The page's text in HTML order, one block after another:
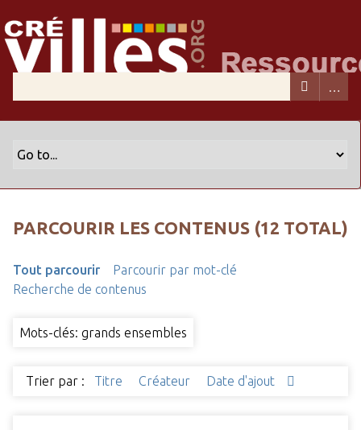
PARCOURIR LES CONTENUS (12 TOTAL)
Tout parcourir
Parcourir par mot-clé
Recherche de contenus
Mots-clés: grands ensembles
Trier par : Titre Créateur Date d'ajout